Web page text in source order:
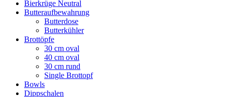
Bierkrüge Neutral
Butteraufbewahrung
Butterdose
Butterkühler
Brottöpfe
30 cm oval
40 cm oval
30 cm rund
Single Brottopf
Bowls
Dippschalen